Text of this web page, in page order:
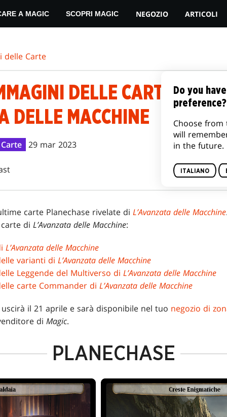
A MAGIC SCOPRI MAGIC NEGOZIO ARTICOLI
delle Carte
DELLE CARTE
DELLE MACCHINE
29 mar 2023
carte Planechase rivelate di L’Avanzata delle Macchine
di L’Avanzata delle Macchine:
L’Avanzata delle Macchine
varianti di L’Avanzata delle Macchine
Leggende del Multiverso di L’Avanzata delle Macchine
carte Commander di L’Avanzata delle Macchine
il 21 aprile e sarà disponibile nel tuo negozio di
di Magic.
PLANECHASE
Do you
preference?
Choose
will
in the future.
ITALIANO